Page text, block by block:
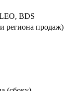
BDS
региона продаж)